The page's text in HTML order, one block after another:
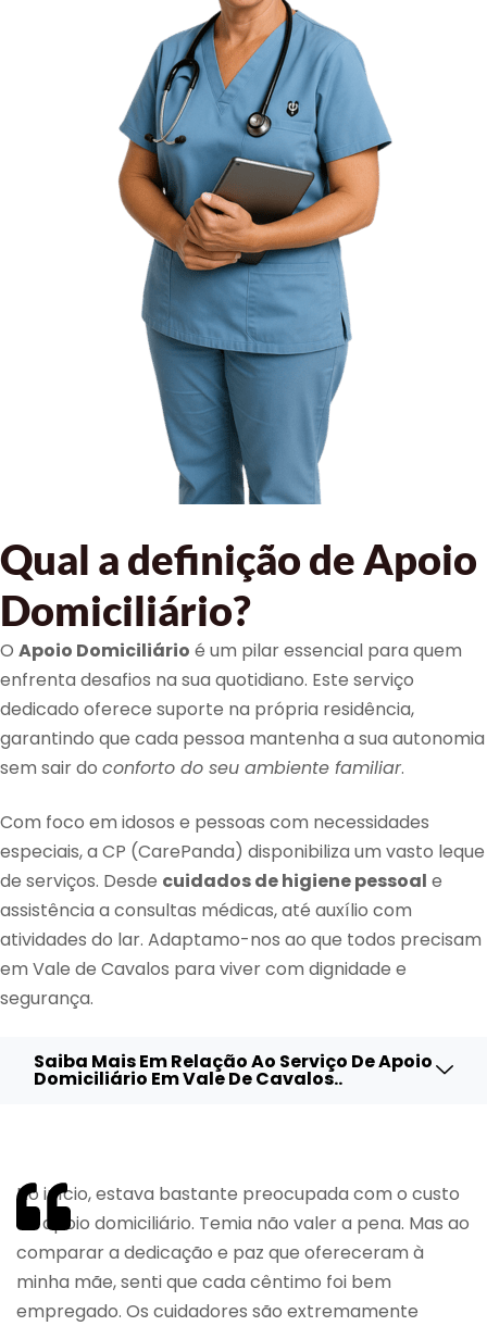
Qual a definição de Apoio
Domiciliário?
O Apoio Domiciliário é um pilar essencial para quem
enfrenta desafios na sua quotidiano. Este serviço
dedicado oferece suporte na própria residência,
garantindo que cada pessoa mantenha a sua autonomia
sem sair do conforto do seu ambiente familiar.
Com foco em idosos e pessoas com necessidades
especiais, a CP (CarePanda) disponibiliza um vasto leque
de serviços. Desde cuidados de higiene pessoal e
assistência a consultas médicas, até auxílio com
atividades do lar. Adaptamo-nos ao que todos precisam
em Vale de Cavalos para viver com dignidade e
segurança.
Saiba Mais Em Relação Ao Serviço De Apoio
Domiciliário Em Vale De Cavalos..
No início, estava bastante preocupada com o custo
do apoio domiciliário. Temia não valer a pena. Mas ao
comparar a dedicação e paz que ofereceram à
minha mãe, senti que cada cêntimo foi bem
empregado. Os cuidadores são extremamente